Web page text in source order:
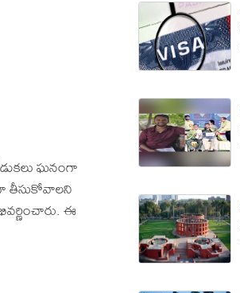
ఘనంగా
తీసుకోవాలని
ఈ